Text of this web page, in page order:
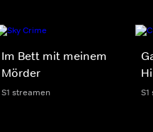
Im Bett mit meinem
Mörder
S1 streamen